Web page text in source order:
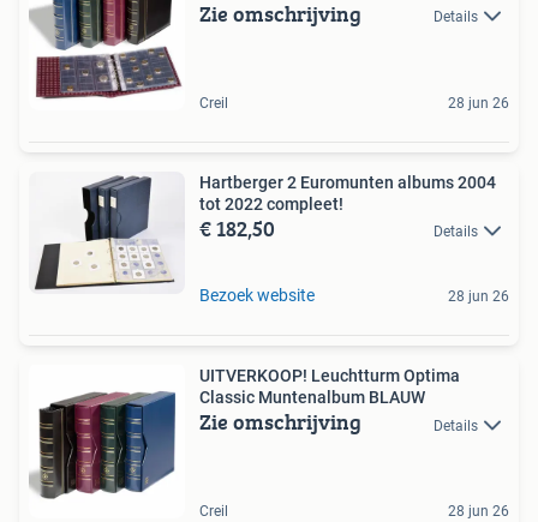
Zie omschrijving Details
Creil 28 jun 26
Hartberger 2 Euromunten albums 2004
tot 2022 compleet!
€ 182,50 Details
Bezoek website 28 jun 26
UITVERKOOP! Leuchtturm Optima
Classic Muntenalbum BLAUW
Zie omschrijving Details
Creil 28 jun 26